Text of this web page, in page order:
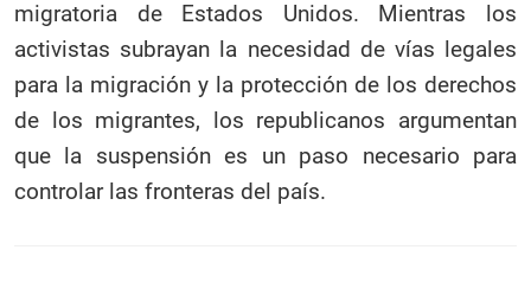
migratoria de Estados Unidos. Mientras los
activistas subrayan la necesidad de vías legales
para la migración y la protección de los derechos
de los migrantes, los republicanos argumentan
que la suspensión es un paso necesario para
controlar las fronteras del país.